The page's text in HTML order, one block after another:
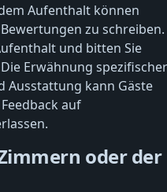
Aufenthalt können
zu schreiben.
und bitten Sie
Erwähnung spezifischer
Ausstattung kann Gäste
auf
oder der